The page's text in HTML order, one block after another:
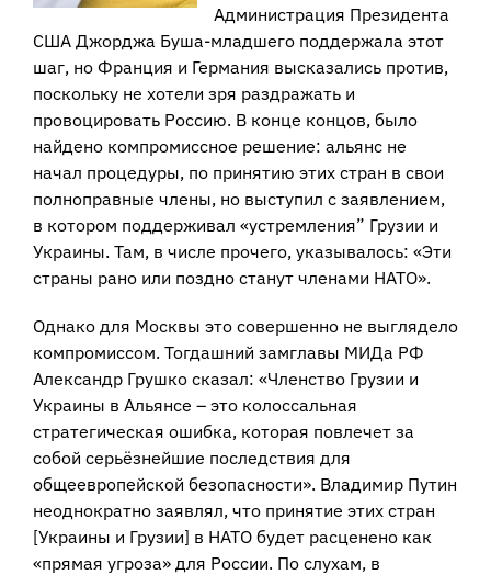
Администрация Президента
США Джорджа Буша-младшего поддержала этот
шаг, но Франция и Германия высказались против,
поскольку не хотели зря раздражать и
провоцировать Россию. В конце концов, было
найдено компромиссное решение: альянс не
начал процедуры, по принятию этих стран в свои
полноправные члены, но выступил с заявлением,
в котором поддерживал «устремления” Грузии и
Украины. Там, в числе прочего, указывалось: «Эти
страны рано или поздно станут членами НАТО».
Однако для Москвы это совершенно не выглядело
компромиссом. Тогдашний замглавы МИДа РФ
Александр Грушко сказал: «Членство Грузии и
Украины в Альянсе – это колоссальная
стратегическая ошибка, которая повлечет за
собой серьёзнейшие последствия для
общеевропейской безопасности». Владимир Путин
неоднократно заявлял, что принятие этих стран
[Украины и Грузии] в НАТО будет расценено как
«прямая угроза» для России. По слухам, в